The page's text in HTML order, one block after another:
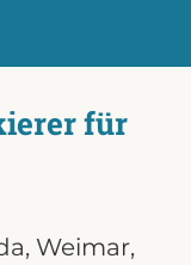
für
, Weimar,